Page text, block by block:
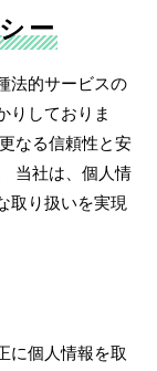
資料ダウンロード
ー
法的サービスの
りしておりま
なる信頼性と安
当社は、個人情
取り扱いを実現
に個人情報を取